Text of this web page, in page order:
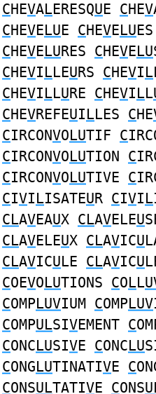
CHEVALERESQUE CHEV
CHEVELUE CHEVELUES
CHEVELURES CHEVELU
CHEVILLEURS CHEVIL
CHEVILLURE CHEVILL
CHEVREFEUILLES CHE
CIRCONVOLUTIF C
CIRCONVOLUTION C
CIRCONVOLUTIVE C
CIVILISATEUR CIVIL
CLAVEAUX CLAVELEU
CLAVELEUX CLAVICU
CLAVICULE CLAVICU
COEVOLUTIONS COLL
COMPLUVIUM COMPLUV
COMPULSIVEMENT C
CONCLUSIVE CONCLU
CONGLUTINATIVE C
CONSULTATIVE CONS